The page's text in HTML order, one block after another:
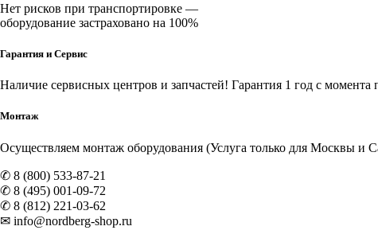
Нет рисков при транспортировке —
оборудование застраховано на 100%
Гарантия и Сервис
Наличие сервисных центров и запчастей! Гарантия 1 год с момента
Монтаж
Осуществляем монтаж оборудования (Услуга только для Москвы и
✆ 8 (800) 533-87-21
✆ 8 (495) 001-09-72
✆ 8 (812) 221-03-62
✉ info@nordberg-shop.ru